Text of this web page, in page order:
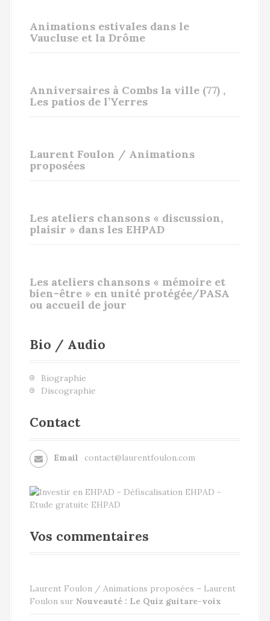
Animations estivales dans le
Vaucluse et la Drôme
Anniversaires à Combs la ville (77) ,
Les patios de l’Yerres
Laurent Foulon / Animations
proposées
Les ateliers chansons « discussion,
plaisir » dans les EHPAD
Les ateliers chansons « mémoire et
bien-être » en unité protégée/PASA
ou accueil de jour
Bio / Audio
Biographie
Discographie
Contact
Email contact@laurentfoulon.com
Vos commentaires
Laurent Foulon / Animations proposées – Laurent
Foulon sur Nouveauté : Le Quiz guitare-voix